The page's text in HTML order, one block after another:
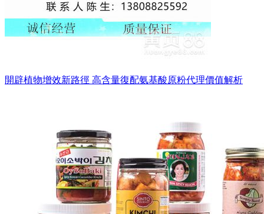
開辟植物增效新路徑 高含量復配氨基酸原粉代理價值解析